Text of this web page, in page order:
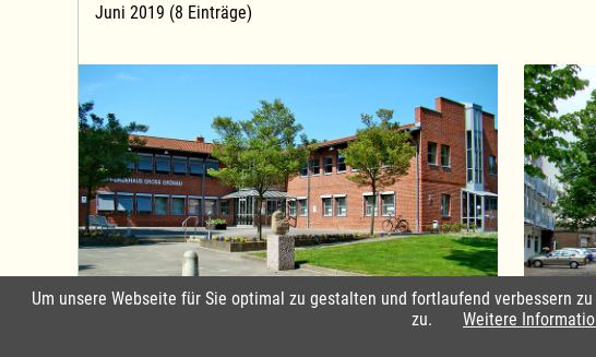
Juni 2019 (8 Einträge)
Standort Groß Grönau
Um unsere Webseite für Sie optimal zu gestalten und fortlaufend verbessern
zu.
Weitere